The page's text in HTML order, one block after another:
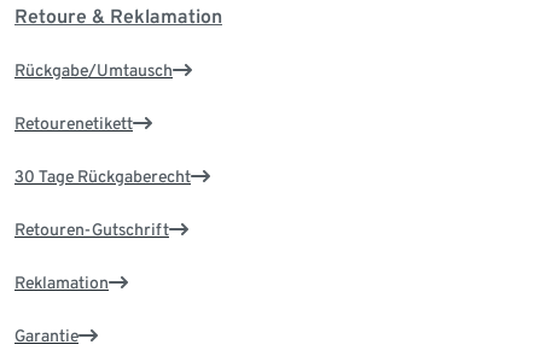
Retoure & Reklamation
Rückgabe/Umtausch
Retourenetikett
30 Tage Rückgaberecht
Retouren-Gutschrift
Reklamation
Garantie